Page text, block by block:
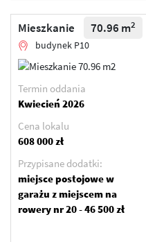
Mieszkanie 70.96 m2
budynek P10
Termin oddania
Kwiecień 2026
Cena lokalu
608 000 zł
Przypisane dodatki:
miejsce postojowe w
garażu z miejscem na
rowery nr 20 - 46 500 zł